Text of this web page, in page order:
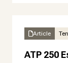
Article
ATP 250